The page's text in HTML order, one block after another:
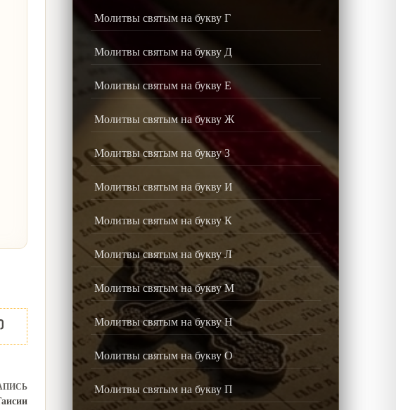
Молитвы святым на букву Г
Молитвы святым на букву Д
Молитвы святым на букву Е
Молитвы святым на букву Ж
Молитвы святым на букву З
Молитвы святым на букву И
Молитвы святым на букву К
Молитвы святым на букву Л
Молитвы святым на букву М
Молитвы святым на букву Н
Молитвы святым на букву О
Молитвы святым на букву П